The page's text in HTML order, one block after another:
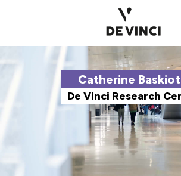
Catherine
De Vinci Research